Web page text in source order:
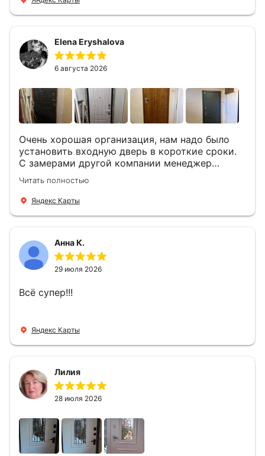
установили две двери, ответили на все
вопросы . Выполненной работой мы довольны.
Огромная всем благодарность!
Elena Eryshalova
6 августа 2026
Очень хорошая организация, нам надо было
установить входную дверь в короткие сроки.
С замерами другой компании менеджер
компании Филлип, быстро предоставил нам
варианты дверей, монтаж тоже был очень
четкий, позвонили, согласовали и установили
Читать полностью
Яндекс Карты
Анна К.
29 июля 2026
Всё супер!!!
Яндекс Карты
Лилия
28 июля 2026